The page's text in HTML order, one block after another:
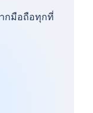
กมือถือทุกที่